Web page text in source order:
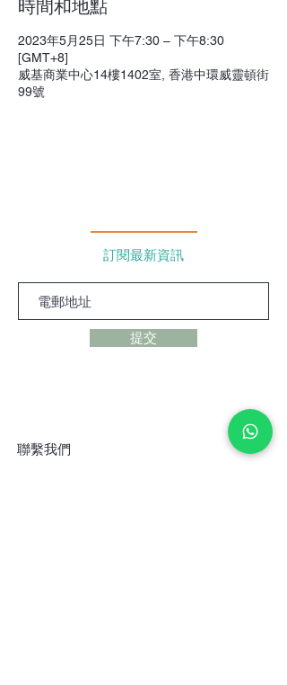
時間和地點
2023年5月25日 下午7:30 – 下午8:30
[GMT+8]
威基商業中心14樓1402室, 香港中環威靈頓街
99號
訂閱最新資訊
提交
聯繫我們